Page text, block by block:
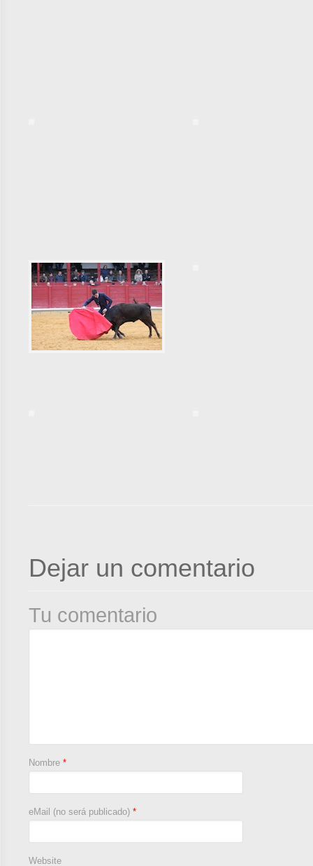
Dejar un comentario
Tu comentario
Nombre *
eMail (no será publicado) *
Website